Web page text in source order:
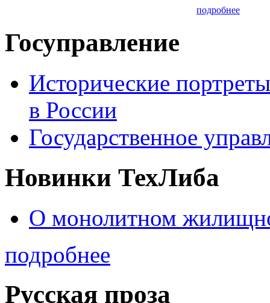
подробнее
Госуправление
Исторические
в России
Государственное
Новинки ТехЛиба
О монолитном
подробнее
Русская проза